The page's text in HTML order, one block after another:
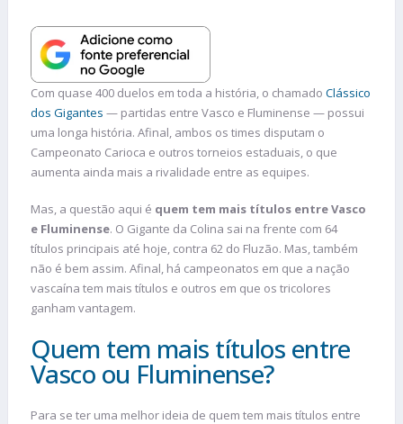
Com quase 400 duelos em toda a história, o chamado Clássico
dos Gigantes — partidas entre Vasco e Fluminense — possui
uma longa história. Afinal, ambos os times disputam o
Campeonato Carioca e outros torneios estaduais, o que
aumenta ainda mais a rivalidade entre as equipes.
Mas, a questão aqui é quem tem mais títulos entre Vasco
e Fluminense. O Gigante da Colina sai na frente com 64
títulos principais até hoje, contra 62 do Fluzão. Mas, também
não é bem assim. Afinal, há campeonatos em que a nação
vascaína tem mais títulos e outros em que os tricolores
ganham vantagem.
Quem tem mais títulos entre
Vasco ou Fluminense?
Para se ter uma melhor ideia de quem tem mais títulos entre